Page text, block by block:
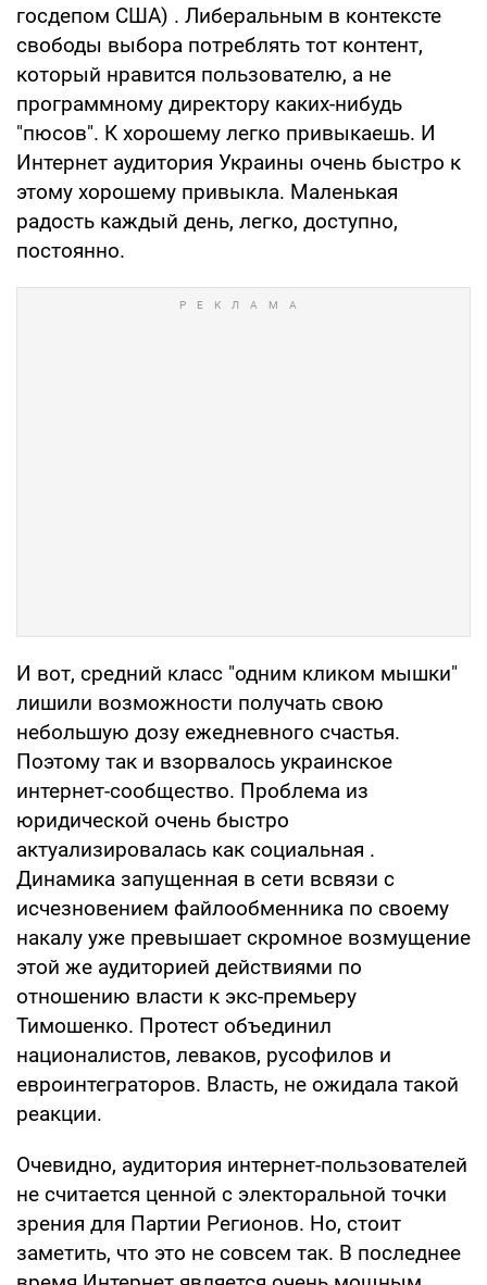
госдепом США) . Либеральным в контексте
свободы выбора потреблять тот контент,
который нравится пользователю, а не
программному директору каких-нибудь
"пюсов". К хорошему легко привыкаешь. И
Интернет аудитория Украины очень быстро к
этому хорошему привыкла. Маленькая
радость каждый день, легко, доступно,
постоянно.
И вот, средний класс "одним кликом мышки"
лишили возможности получать свою
небольшую дозу ежедневного счастья.
Поэтому так и взорвалось украинское
интернет-сообщество. Проблема из
юридической очень быстро
актуализировалась как социальная .
Динамика запущенная в сети всвязи с
исчезновением файлообменника по своему
накалу уже превышает скромное возмущение
этой же аудиторией действиями по
отношению власти к экс-премьеру
Тимошенко. Протест объединил
националистов, леваков, русофилов и
евроинтеграторов. Власть, не ожидала такой
реакции.
Очевидно, аудитория интернет-пользователей
не считается ценной с электоральной точки
зрения для Партии Регионов. Но, стоит
заметить, что это не совсем так. В последнее